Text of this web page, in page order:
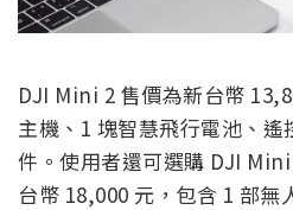
DJI Mini 2 售價為新台幣
主機、1 塊智慧飛行電池、
件。使用者還可選購 DJI
台幣 18,000 元，包含 1 部無